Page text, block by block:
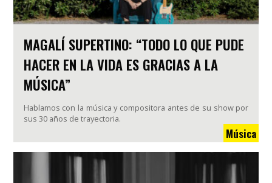
MAGALÍ SUPERTINO: “TODO LO QUE PUDE
HACER EN LA VIDA ES GRACIAS A LA
MÚSICA”
Hablamos con la música y compositora antes de su show por
sus 30 años de trayectoria.
Música